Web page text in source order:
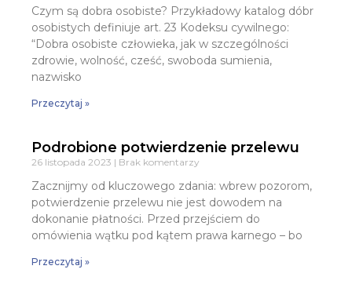
Czym są dobra osobiste? Przykładowy katalog dóbr
osobistych definiuje art. 23 Kodeksu cywilnego:
“Dobra osobiste człowieka, jak w szczególności
zdrowie, wolność, cześć, swoboda sumienia,
nazwisko
Przeczytaj »
Podrobione potwierdzenie przelewu
26 listopada 2023 Brak komentarzy
Zacznijmy od kluczowego zdania: wbrew pozorom,
potwierdzenie przelewu nie jest dowodem na
dokonanie płatności. Przed przejściem do
omówienia wątku pod kątem prawa karnego – bo
Przeczytaj »